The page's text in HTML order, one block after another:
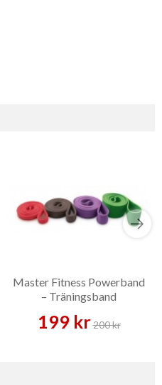
Master Fitness Powerband
– Träningsband
199 kr200 kr